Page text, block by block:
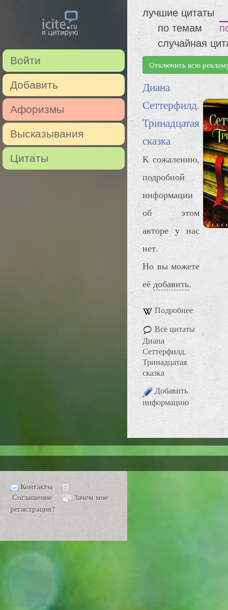
Войти
Добавить
Афоризмы
Высказывания
Цитаты
лучшие цитаты
по темам
случайная
Отключить всю
Диана
Сеттерфилд.
Тринадцатая
сказка
К сожалению,
подробной
информации
об этом
авторе у нас
нет.
Но вы можете
еёдобавить.
Подробнее
Все цитаты
Диана
Сеттерфилд.
Тринадцатая
сказка
Добавить
информацию
Контакты
Соглашение
Зачем мне
регистрация?